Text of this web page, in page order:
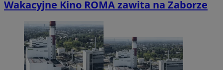
Wakacyjne Kino ROMA zawita na Zaborze